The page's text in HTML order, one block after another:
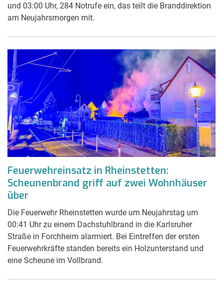
und 03:00 Uhr, 284 Notrufe ein, das teilt die Branddirektion
am Neujahrsmorgen mit.
Feuerwehreinsatz in Rheinstetten:
Scheunenbrand griff auf zwei Wohnhäuser
über
Die Feuerwehr Rheinstetten wurde um Neujahrstag um
00:41 Uhr zu einem Dachstuhlbrand in die Karlsruher
Straße in Forchheim alarmiert. Bei Eintreffen der ersten
Feuerwehrkräfte standen bereits ein Holzunterstand und
eine Scheune im Vollbrand.